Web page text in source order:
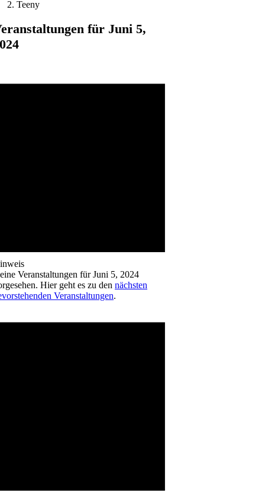
Teeny
für Juni 5,
Veranstaltungen für Juni 5, 2024
Hier geht es zu den nächsten
Veranstaltungen.